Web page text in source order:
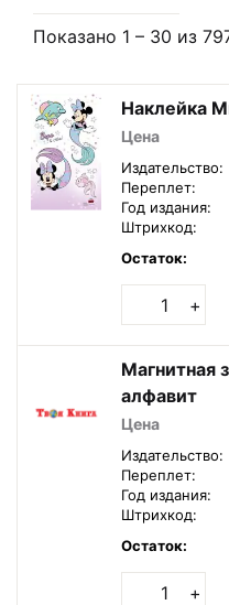
Показано 1 – 30 из
Наклейка
Цена
Издательство:
Переплет:
Год издания:
Штрихкод:
Остаток:
+
Магнитная
алфавит
Цена
Издательство:
Переплет:
Год издания:
Штрихкод:
Остаток:
+